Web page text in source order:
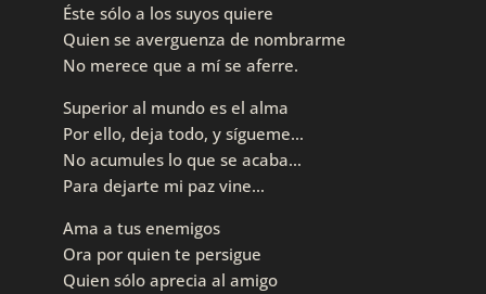
Éste sólo a los suyos quiere
Quien se averguenza de nombrarme
No merece que a mí se aferre.
Superior al mundo es el alma
Por ello, deja todo, y sígueme…
No acumules lo que se acaba…
Para dejarte mi paz vine…
Ama a tus enemigos
Ora por quien te persigue
Quien sólo aprecia al amigo